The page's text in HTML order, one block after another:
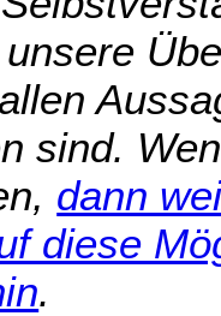
sind.
dann
diese
.